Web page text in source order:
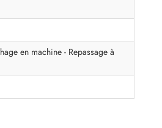
en machine - Repassage à